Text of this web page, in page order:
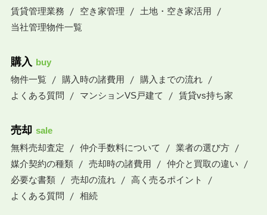
賃貸管理業務
空き家管理
土地・空き家活用
当社管理物件一覧
購入 buy
物件一覧
購入時の諸費用
購入までの流れ
よくある質問
マンションVS戸建て 賃貸vs持ち家
売却 sale
無料売却査定
仲介手数料について
業者の選び方
媒介契約の種類
売却時の諸費用
仲介と買取の違い
必要な書類
売却の流れ
高く売るポイント
よくある質問
相続